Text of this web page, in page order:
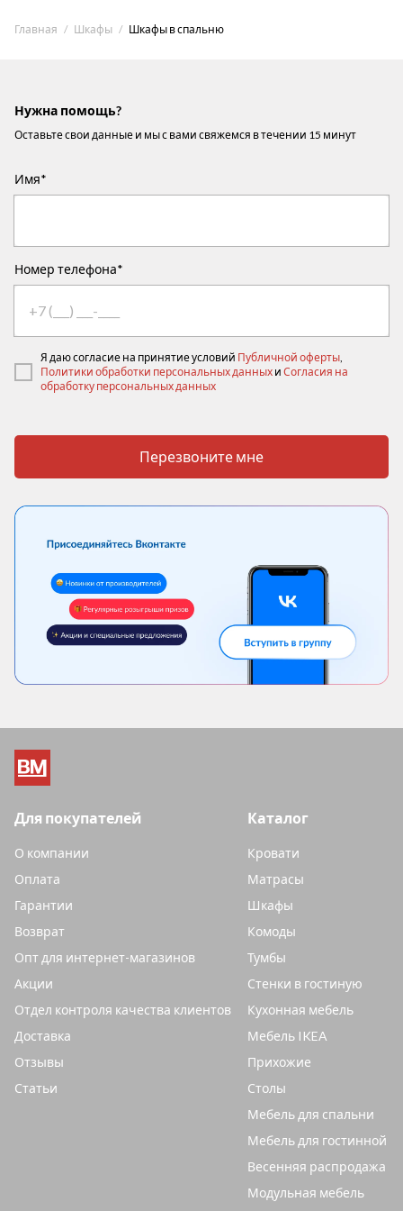
Главная Шкафы Шкафы в спальню
Нужна помощь?
Оставьте свои данные и мы с вами свяжемся в течении 15 минут
Имя*
Номер телефона*
Я даю согласие на принятие условий Публичной оферты,
Политики обработки персональных данных и Согласия на
обработку персональных данных
Перезвоните мне
Каталог
Кровати
Матрасы
Шкафы
Комоды
Тумбы
Стенки в гостиную
Кухонная мебель
Мебель IKEA
Прихожие
Столы
Мебель для спальни
Мебель для гостинной
Весенняя распродажа
Модульная мебель
Для покупателей
О компании
Оплата
Гарантии
Возврат
Опт для интернет-магазинов
Акции
Отдел контроля качества клиентов
Доставка
Отзывы
Статьи